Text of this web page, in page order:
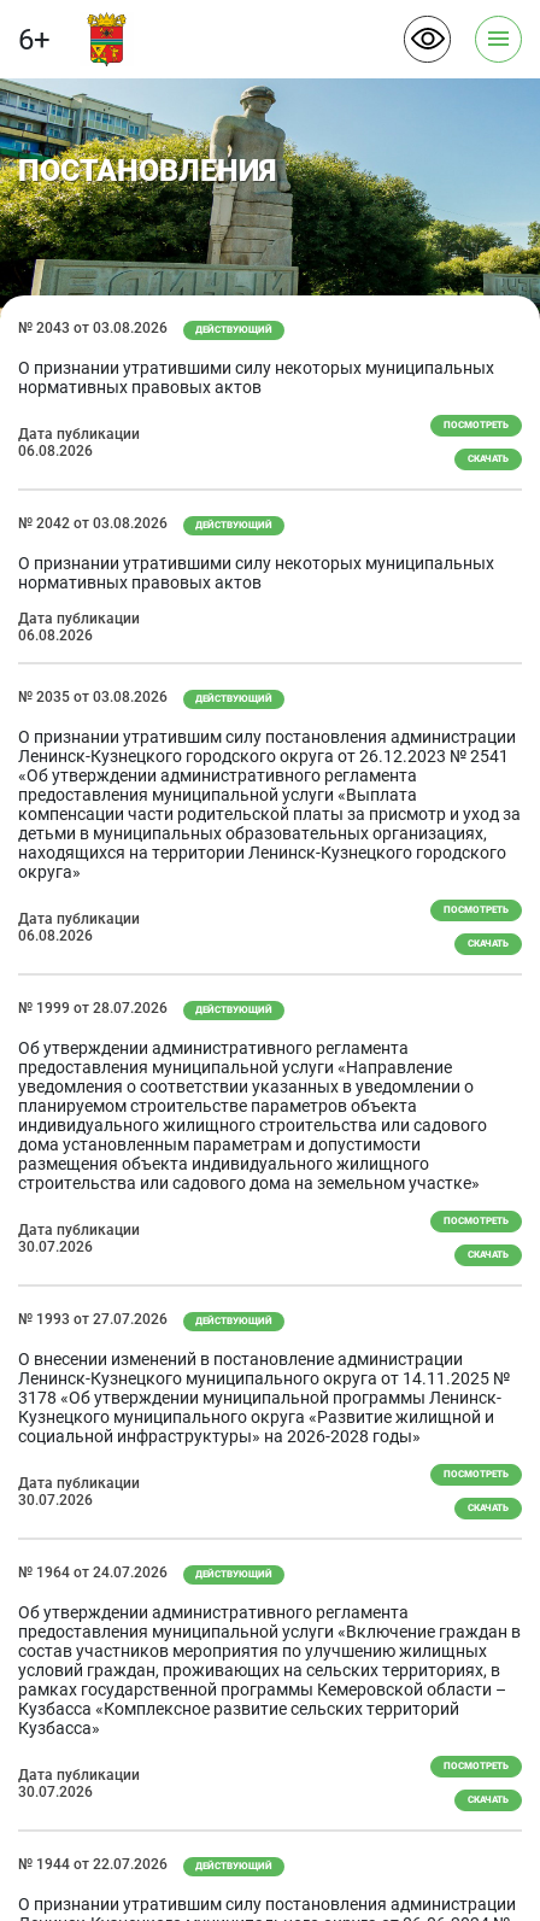
6+
ПОСТАНОВЛЕНИЯ
№ 2043 от 03.08.2026 ДЕЙСТВУЮЩИЙ
О признании утратившими силу некоторых муниципальных
нормативных правовых актов
Дата публикации
06.08.2026
ПОСМОТРЕТЬ
СКАЧАТЬ
№ 2042 от 03.08.2026 ДЕЙСТВУЮЩИЙ
О признании утратившими силу некоторых муниципальных
нормативных правовых актов
Дата публикации
06.08.2026
№ 2035 от 03.08.2026 ДЕЙСТВУЮЩИЙ
О признании утратившим силу постановления администрации
Ленинск-Кузнецкого городского округа от 26.12.2023 № 2541
«Об утверждении административного регламента
предоставления муниципальной услуги «Выплата
компенсации части родительской платы за присмотр и уход за
детьми в муниципальных образовательных организациях,
находящихся на территории Ленинск-Кузнецкого городского
округа»
Дата публикации
06.08.2026
ПОСМОТРЕТЬ
СКАЧАТЬ
№ 1999 от 28.07.2026 ДЕЙСТВУЮЩИЙ
Об утверждении административного регламента
предоставления муниципальной услуги «Направление
уведомления о соответствии указанных в уведомлении о
планируемом строительстве параметров объекта
индивидуального жилищного строительства или садового
дома установленным параметрам и допустимости
размещения объекта индивидуального жилищного
строительства или садового дома на земельном участке»
Дата публикации
30.07.2026
ПОСМОТРЕТЬ
СКАЧАТЬ
№ 1993 от 27.07.2026 ДЕЙСТВУЮЩИЙ
О внесении изменений в постановление администрации
Ленинск-Кузнецкого муниципального округа от 14.11.2025 №
3178 «Об утверждении муниципальной программы Ленинск-
Кузнецкого муниципального округа «Развитие жилищной и
социальной инфраструктуры» на 2026-2028 годы»
Дата публикации
30.07.2026
ПОСМОТРЕТЬ
СКАЧАТЬ
№ 1964 от 24.07.2026 ДЕЙСТВУЮЩИЙ
Об утверждении административного регламента
предоставления муниципальной услуги «Включение граждан в
состав участников мероприятия по улучшению жилищных
условий граждан, проживающих на сельских территориях, в
рамках государственной программы Кемеровской области –
Кузбасса «Комплексное развитие сельских территорий
Кузбасса»
Дата публикации
30.07.2026
ПОСМОТРЕТЬ
СКАЧАТЬ
№ 1944 от 22.07.2026 ДЕЙСТВУЮЩИЙ
О признании утратившим силу постановления администрации